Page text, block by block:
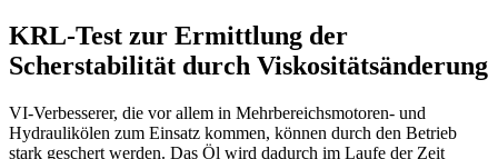
KRL-Test zur Ermittlung der
Scherstabilität durch Viskositätsänderung
VI-Verbesserer, die vor allem in Mehrbereichsmotoren- und
Hydraulikölen zum Einsatz kommen, können durch den Betrieb
stark geschert werden. Das Öl wird dadurch im Laufe der Zeit